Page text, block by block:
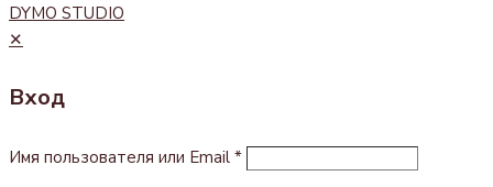
DYMO STUDIO
✕
Вход
Имя пользователя или Email *